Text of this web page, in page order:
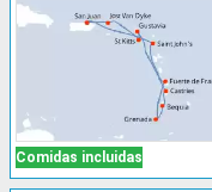
Comidas incluidas